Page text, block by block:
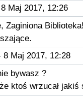
Maj 2017, 12:26
Zaginiona
Maj 2017, 12:28
bywasz ?
ktoś wrzucał